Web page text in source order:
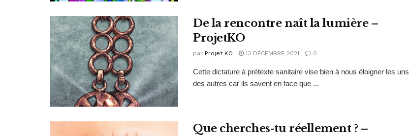
De la rencontre naît la lumière –
ProjetKO
par Projet KO 13 DÉCEMBRE 2021 0
Cette dictature à prétexte sanitaire vise bien à nous éloigner les uns
des autres car ils savent en face que ...
Que cherches-tu réellement ? –